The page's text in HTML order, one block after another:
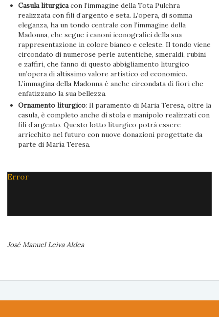
Casula liturgicacon l’immagine della Tota Pulchra
realizzata con fili d’argento e seta. L’opera, di somma
eleganza, ha un tondo centrale con l’immagine della
Madonna, che segue i canoni iconografici della sua
rappresentazione in colore bianco e celeste. Il tondo viene
circondato di numerose perle autentiche, smeraldi, rubini
e zaffiri, che fanno di questo abbigliamento liturgico
un’opera di altissimo valore artistico ed economico.
L’immagina della Madonna è anche circondata di fiori che
enfatizzano la sua bellezza.
Ornamento liturgico: Il paramento di Maria Teresa, oltre la
casula, è completo anche di stola e manipolo realizzati con
fili d’argento. Questo lotto liturgico potrà essere
arricchito nel futuro con nuove donazioni progettate da
parte di María Teresa.
Error
José Manuel Leiva Aldea